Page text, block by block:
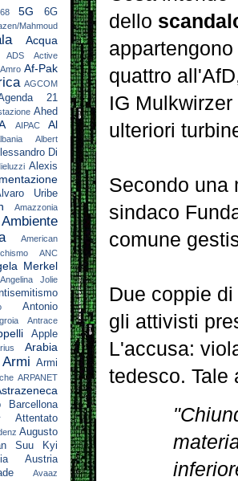
dello
quattro
IG
ulteriori
Secondo una
sindaco
comune
Due coppie
gli attivisti
L'accusa:
tedesco. Tale
5G 6G
Mahmoud
Acqua
ADS Active
Af-Pak
AGCOM
21
Ahed
AIPAC
Al
Albert
Di
Alexis
Uribe
Amazzonia
Ambiente
American
ANC
Merkel
Angelina Jolie
Antonio
Antrace
Apple
Arabia
Armi Armi
ARPANET
Barcellona
Attentato
Augusto
Suu Kyi
Austria
Avaaz